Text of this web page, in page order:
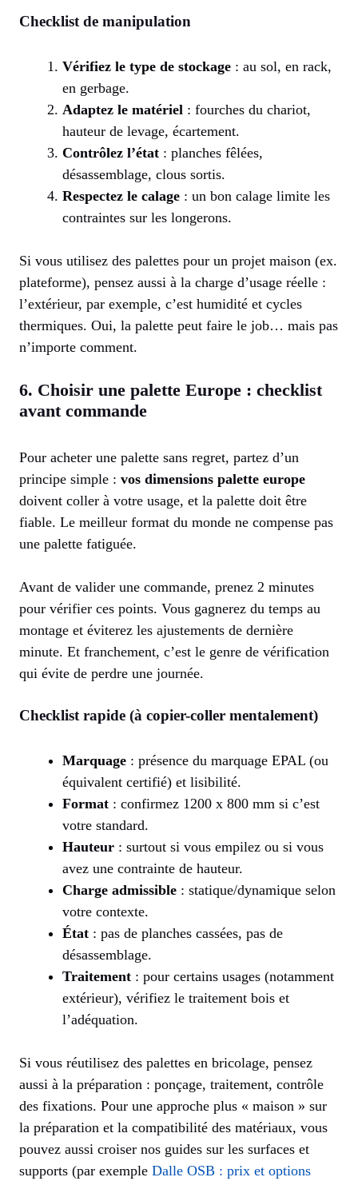
Checklist de manipulation
Vérifiez le type de stockage : au sol, en rack,
en gerbage.
Adaptez le matériel : fourches du chariot,
hauteur de levage, écartement.
Contrôlez l’état : planches fêlées,
désassemblage, clous sortis.
Respectez le calage : un bon calage limite les
contraintes sur les longerons.
Si vous utilisez des palettes pour un projet maison (ex.
plateforme), pensez aussi à la charge d’usage réelle :
l’extérieur, par exemple, c’est humidité et cycles
thermiques. Oui, la palette peut faire le job… mais pas
n’importe comment.
6. Choisir une palette Europe : checklist
avant commande
Pour acheter une palette sans regret, partez d’un
principe simple : vos dimensions palette europe
doivent coller à votre usage, et la palette doit être
fiable. Le meilleur format du monde ne compense pas
une palette fatiguée.
Avant de valider une commande, prenez 2 minutes
pour vérifier ces points. Vous gagnerez du temps au
montage et éviterez les ajustements de dernière
minute. Et franchement, c’est le genre de vérification
qui évite de perdre une journée.
Checklist rapide (à copier-coller mentalement)
Marquage : présence du marquage EPAL (ou
équivalent certifié) et lisibilité.
Format : confirmez 1200 x 800 mm si c’est
votre standard.
Hauteur : surtout si vous empilez ou si vous
avez une contrainte de hauteur.
Charge admissible : statique/dynamique selon
votre contexte.
État : pas de planches cassées, pas de
désassemblage.
Traitement : pour certains usages (notamment
extérieur), vérifiez le traitement bois et
l’adéquation.
Si vous réutilisez des palettes en bricolage, pensez
aussi à la préparation : ponçage, traitement, contrôle
des fixations. Pour une approche plus « maison » sur
la préparation et la compatibilité des matériaux, vous
pouvez aussi croiser nos guides sur les surfaces et
supports (par exemple Dalle OSB : prix et options